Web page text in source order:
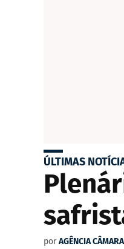
ÚLTIMAS
por AGÊNCIA CÂMARA